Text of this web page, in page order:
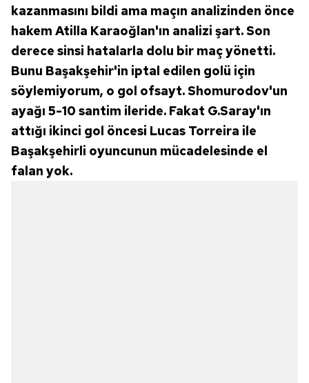
kazanmasını bildi ama maçın analizinden önce
hakem Atilla Karaoğlan'ın analizi şart. Son
derece sinsi hatalarla dolu bir maç yönetti.
Bunu Başakşehir'in iptal edilen golü için
söylemiyorum, o gol ofsayt. Shomurodov'un
ayağı 5-10 santim ileride. Fakat G.Saray'ın
attığı ikinci gol öncesi Lucas Torreira ile
Başakşehirli oyuncunun mücadelesinde el
falan yok.